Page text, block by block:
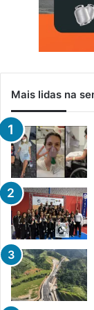
Mais lidas na